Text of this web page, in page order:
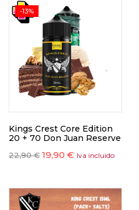
-13%
Kings Crest Core Edition
20 + 70 Don Juan Reserve
22,90€ 19,90 € Iva incluido